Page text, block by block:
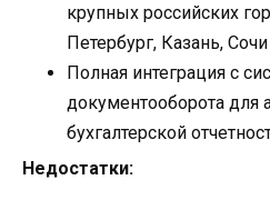
крупных российских
Петербург, Казань,
Полная интеграция с
документооборота для
бухгалтерской
Недостатки: